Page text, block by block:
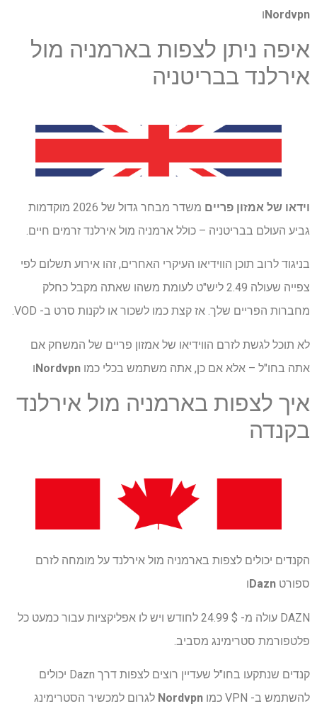
Nordvpnו
איפה ניתן לצפות בארמניה מול
אירלנד בבריטניה
וידאו של אמזון פריים
משדר מבחר גדול של 2026 מוקדמות
גביע העולם בבריטניה – כולל ארמניה מול אירלנד זרמים חיים.
בניגוד לרוב תוכן הווידיאו העיקרי האחרים, זהו אירוע תשלום לפי
צפייה שעולה 2.49 ליש"ט לעומת משהו שאתה מקבל כחלק
מחברות הפריים שלך. אז קצת כמו לשכור או לקנות סרט ב- VOD.
לא תוכל לגשת לזרם הווידיאו של אמזון פריים של המשחק אם
אתה בחו"ל – אלא אם כן, אתה משתמש בכלי כמו Nordvpnו
איך לצפות בארמניה מול אירלנד
בקנדה
הקנדים יכולים לצפות בארמניה מול אירלנד על מומחה לזרם
ספורט Dazn ו
DAZN עולה מ- $ 24.99 לחודש ויש לו אפליקציות עבור כמעט כל
פלטפורמת סטרימינג מסביב.
קנדים שנתקעו בחו"ל שעדיין רוצים לצפות דרך Dazn יכולים
להשתמש ב- VPN כמו
Nordvpn לגרום למכשיר הסטרימינג